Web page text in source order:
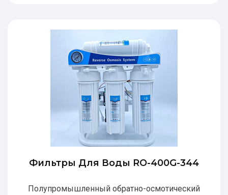
Фильтры Для Воды RO-400G-344
Полупромышленный обратно-осмотический